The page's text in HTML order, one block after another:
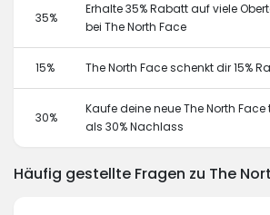
35%
Erhalte 35% Rabatt auf viele
bei The North Face
15% The North Face schenkt dir 15%
30%
Kaufe deine neue The North
als 30% Nachlass
Häufig gestellte Fragen zu The